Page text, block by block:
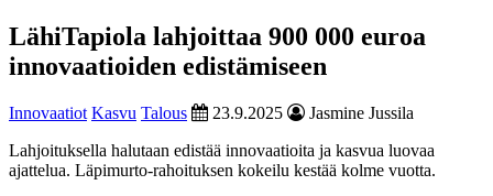
LähiTapiola lahjoittaa 900 000 euroa
innovaatioiden edistämiseen
Innovaatiot Kasvu Talous 23.9.2025
Jasmine Jussila
Lahjoituksella halutaan edistää innovaatioita ja kasvua luovaa
ajattelua. Läpimurto-rahoituksen kokeilu kestää kolme vuotta.